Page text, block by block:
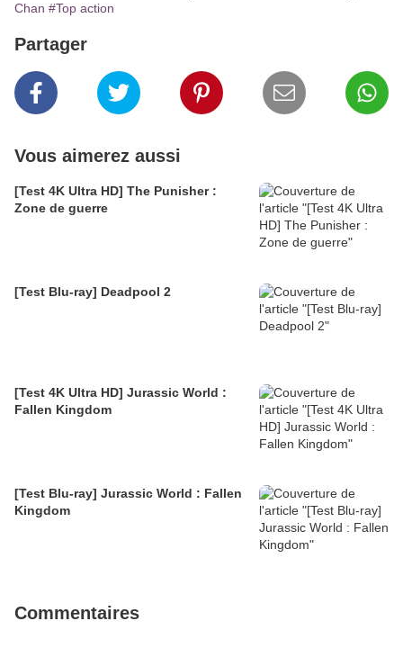
Chan #Top action
Partager
Vous aimerez aussi
[Test 4K Ultra HD] The Punisher :
Zone de guerre
[Test Blu-ray] Deadpool 2
[Test 4K Ultra HD] Jurassic World :
Fallen Kingdom
[Test Blu-ray] Jurassic World : Fallen
Kingdom
Commentaires